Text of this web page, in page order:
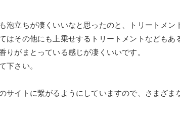
立ちが凄くいいなと思ったのと、トリートメン
はその他にも上乗せするトリートメントなどもあ
がまとっている感じが凄くいいです。
下さい。
サイトに繋がるようにしていますので、さまざま